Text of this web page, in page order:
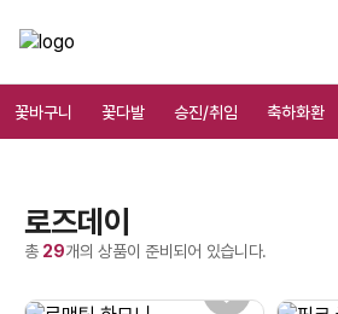
꽃바구니 꽃다발 승진/취임 축하화환
로즈데이
총 29개의 상품이 준비되어 있습니다.